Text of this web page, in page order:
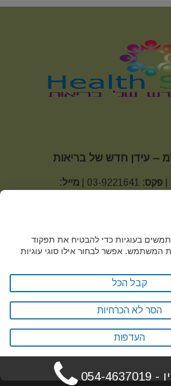
– עידן חדש של בריאות
פקס:
מייל:
מדיניות הפרטיות -
בעוגיות כדי להבטיח את תפקוד
המשתמש. אפשר לבחור אילו סוגי עוגיות
קבל הכל
הסר לא הכרחיות
העדפות